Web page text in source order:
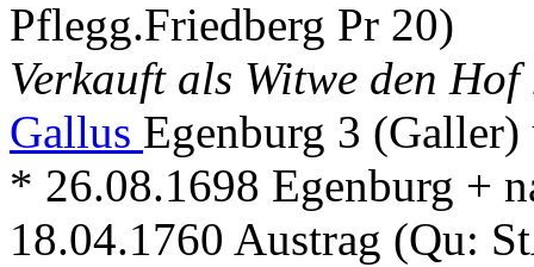
Pflegg.Friedberg Pr 20)
Verkauft als Witwe den
Gallus Egenburg 3
* 26.08.1698 Egenburg +
18.04.1760 Austrag (Qu: